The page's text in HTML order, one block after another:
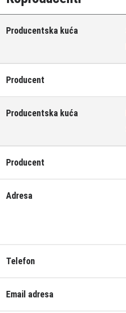
Producentska kuća
Producent
Producentska kuća
Producent
Adresa
Telefon
Email adresa